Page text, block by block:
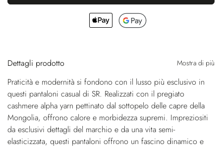
Dettagli prodotto Mostra di più
Praticità e modernità si fondono con il lusso più esclusivo in
questi pantaloni casual di SR. Realizzati con il pregiato
cashmere alpha yarn pettinato dal sottopelo delle capre della
Mongolia, offrono calore e morbidezza supremi. Impreziositi
da esclusivi dettagli del marchio e da una vita semi-
elasticizzata, questi pantaloni offrono un fascino dinamico e